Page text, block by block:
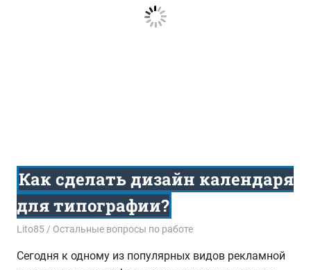
Как сделать дизайн календаря
для типографии?
22.07.2015
Lito85 Остальные вопросы по работе
Сегодня к одному из популярных видов рекламной